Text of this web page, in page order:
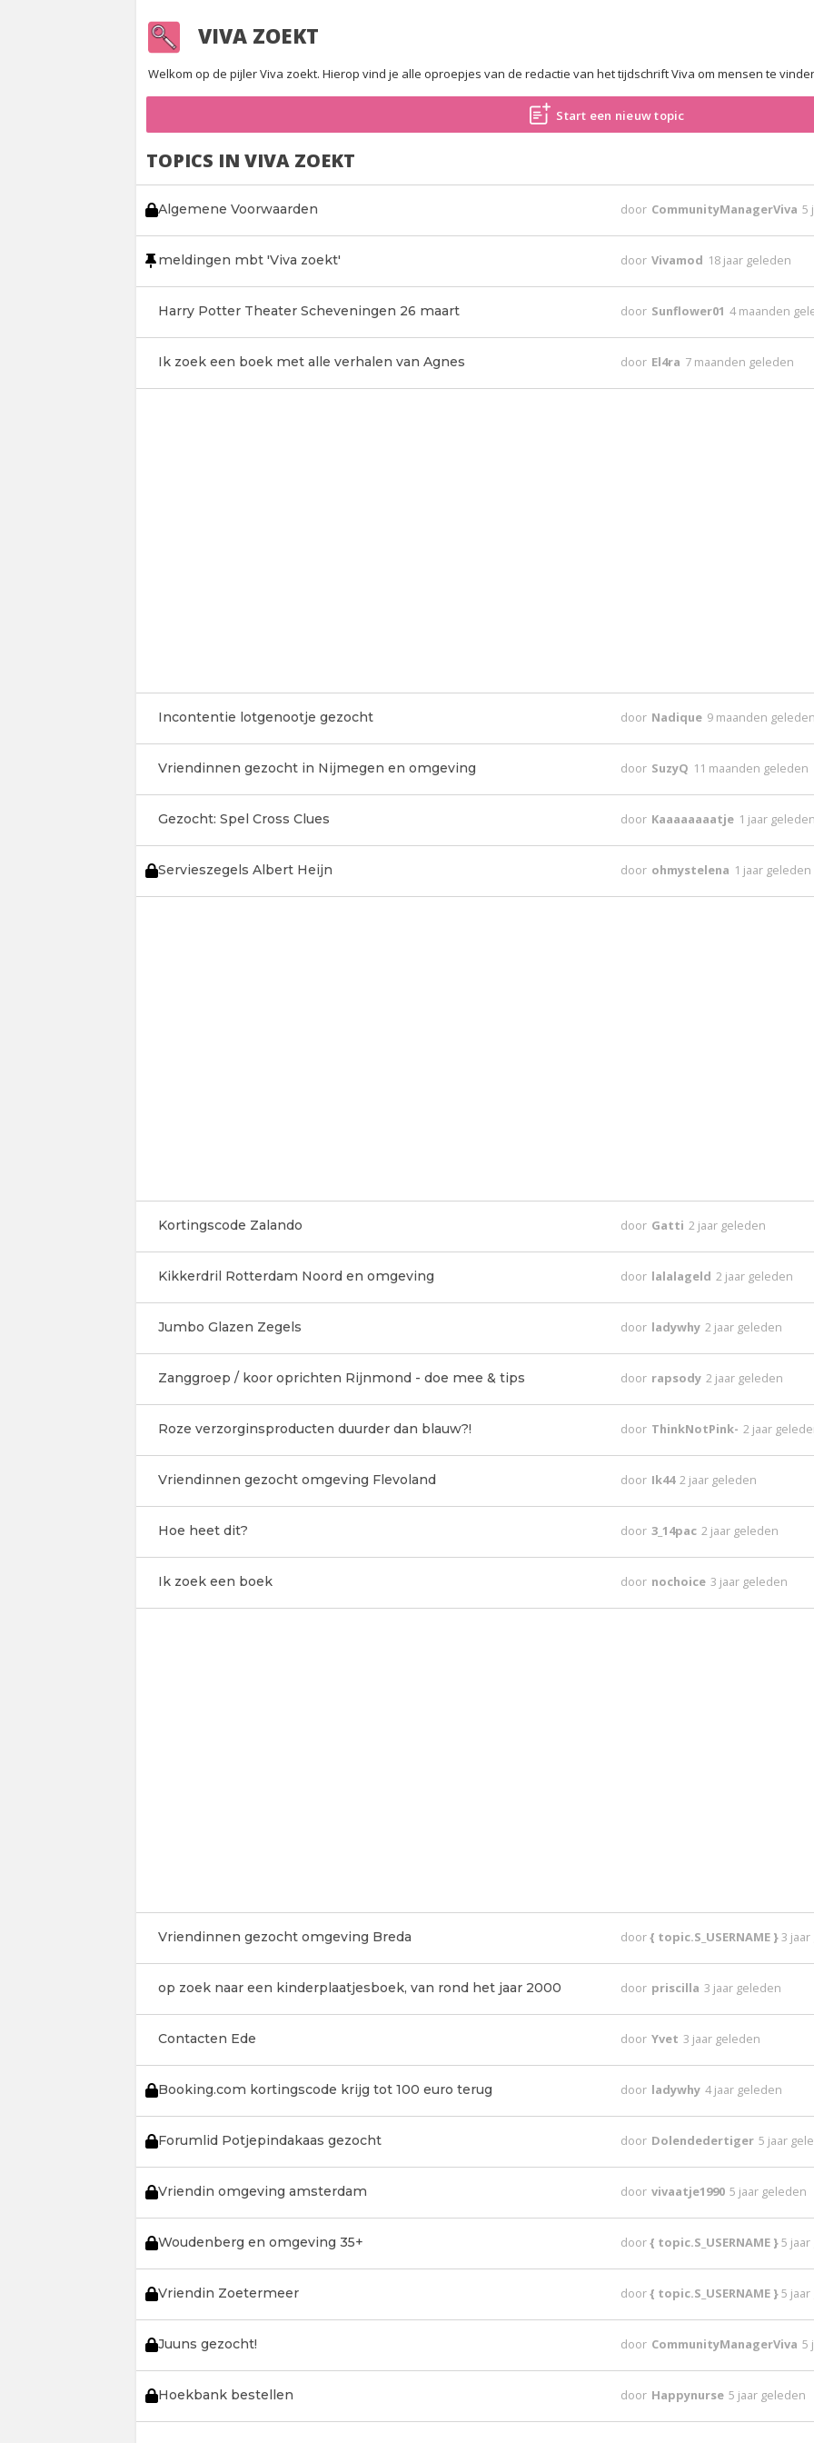
VIVA ZOEKT
Welkom op de pijler Viva zoekt. Hierop vind je alle oproepjes van de redactie van het tijdschrift Viva om mensen te
Start een nieuw topic
TOPICS IN VIVA ZOEKT
Algemene Voorwaarden door CommunityManagerViva 5
meldingen mbt 'Viva zoekt' door Vivamod 18 jaar geleden
Harry Potter Theater Scheveningen 26 maart door Sunflower01 4 maanden
Ik zoek een boek met alle verhalen van Agnes door El4ra 7 maanden geleden
Incontentie lotgenootje gezocht door Nadique 9 maanden geleden
Vriendinnen gezocht in Nijmegen en omgeving door SuzyQ 11 maanden geleden
Gezocht: Spel Cross Clues door Kaaaaaaaatje 1 jaar geleden
Servieszegels Albert Heijn door ohmystelena 1 jaar geleden
Kortingscode Zalando door Gatti 2 jaar geleden
Kikkerdril Rotterdam Noord en omgeving door lalalageld 2 jaar geleden
Jumbo Glazen Zegels door ladywhy 2 jaar geleden
Zanggroep / koor oprichten Rijnmond - doe mee & tips door rapsody 2 jaar geleden
Roze verzorginsproducten duurder dan blauw?! door ThinkNotPink- 2 jaar
Vriendinnen gezocht omgeving Flevoland door Ik44 2 jaar geleden
Hoe heet dit? door 3_14pac 2 jaar geleden
Ik zoek een boek door nochoice 3 jaar geleden
Vriendinnen gezocht omgeving Breda door{ topic.S_USERNAME }3
op zoek naar een kinderplaatjesboek, van rond het jaar 2000 door priscilla 3 jaar geleden
Contacten Ede door Yvet 3 jaar geleden
Booking.com kortingscode krijg tot 100 euro terug door ladywhy 4 jaar geleden
Forumlid Potjepindakaas gezocht door Dolendedertiger 5 jaar
Vriendin omgeving amsterdam door vivaatje1990 5 jaar geleden
Woudenberg en omgeving 35+ door{ topic.S_USERNAME }5
Vriendin Zoetermeer door{ topic.S_USERNAME }5
Juuns gezocht! door CommunityManagerViva 5
Hoekbank bestellen door Happynurse 5 jaar geleden